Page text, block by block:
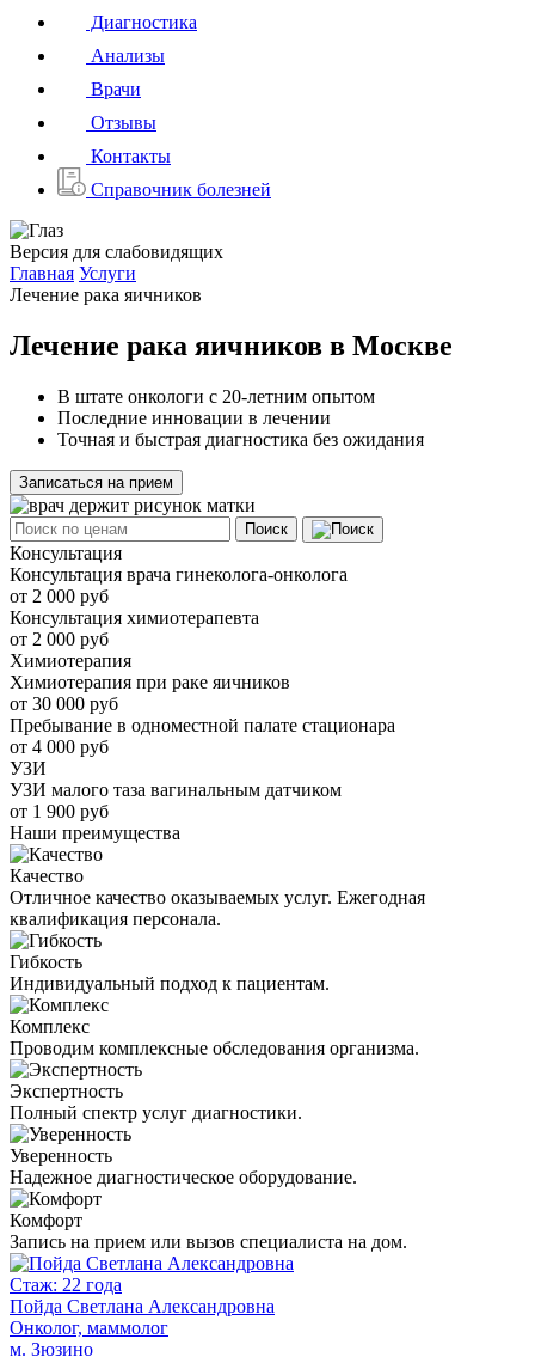
Диагностика
Анализы
Врачи
Отзывы
Контакты
Справочник болезней
Версия для слабовидящих
Главная Услуги
Лечение рака яичников
Лечение рака яичников в Москве
В штате онкологи с 20-летним опытом
Последние инновации в лечении
Точная и быстрая диагностика без ожидания
Записаться на прием
Поиск
Консультация
Консультация врача гинеколога-онколога
от 2 000 руб
Консультация химиотерапевта
от 2 000 руб
Химиотерапия
Химиотерапия при раке яичников
от 30 000 руб
Пребывание в одноместной палате стационара
от 4 000 руб
УЗИ
УЗИ малого таза вагинальным датчиком
от 1 900 руб
Наши преимущества
Качество
Отличное качество оказываемых услуг. Ежегодная
квалификация персонала.
Гибкость
Индивидуальный подход к пациентам.
Комплекс
Проводим комплексные обследования организма.
Экспертность
Полный спектр услуг диагностики.
Уверенность
Надежное диагностическое оборудование.
Комфорт
Запись на прием или вызов специалиста на дом.
Стаж: 22 года
Пойда Светлана Александровна
Онколог, маммолог
м. Зюзино